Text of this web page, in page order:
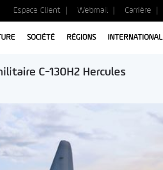
Espace Client Webmail Carrière
SOCIÉTÉ RÉGIONS INTERNATIONAL
C-130H2 Hercules